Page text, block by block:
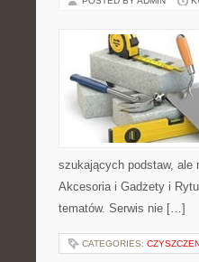
szukających podstaw, ale
Akcesoria i Gadżety i
tematów. Serwis nie […]
CATEGORIES: